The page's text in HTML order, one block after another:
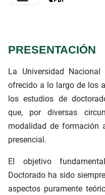
PRESENTACIÓN
La Universidad
ofrecido a lo largo de los
los estudios de
que, por diversas
modalidad de formación
presencial.
El objetivo
Doctorado ha sido
aspectos puramente